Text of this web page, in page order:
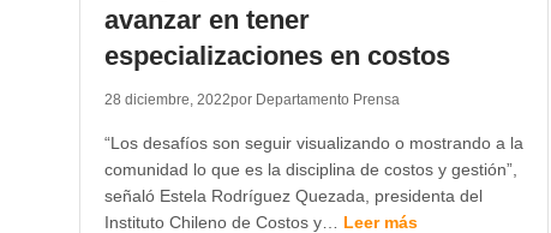
avanzar en tener
especializaciones en costos
28 diciembre, 2022por Departamento Prensa
“Los desafíos son seguir visualizando o mostrando a la
comunidad lo que es la disciplina de costos y gestión”,
señaló Estela Rodríguez Quezada, presidenta del
Instituto Chileno de Costos y… Leer más